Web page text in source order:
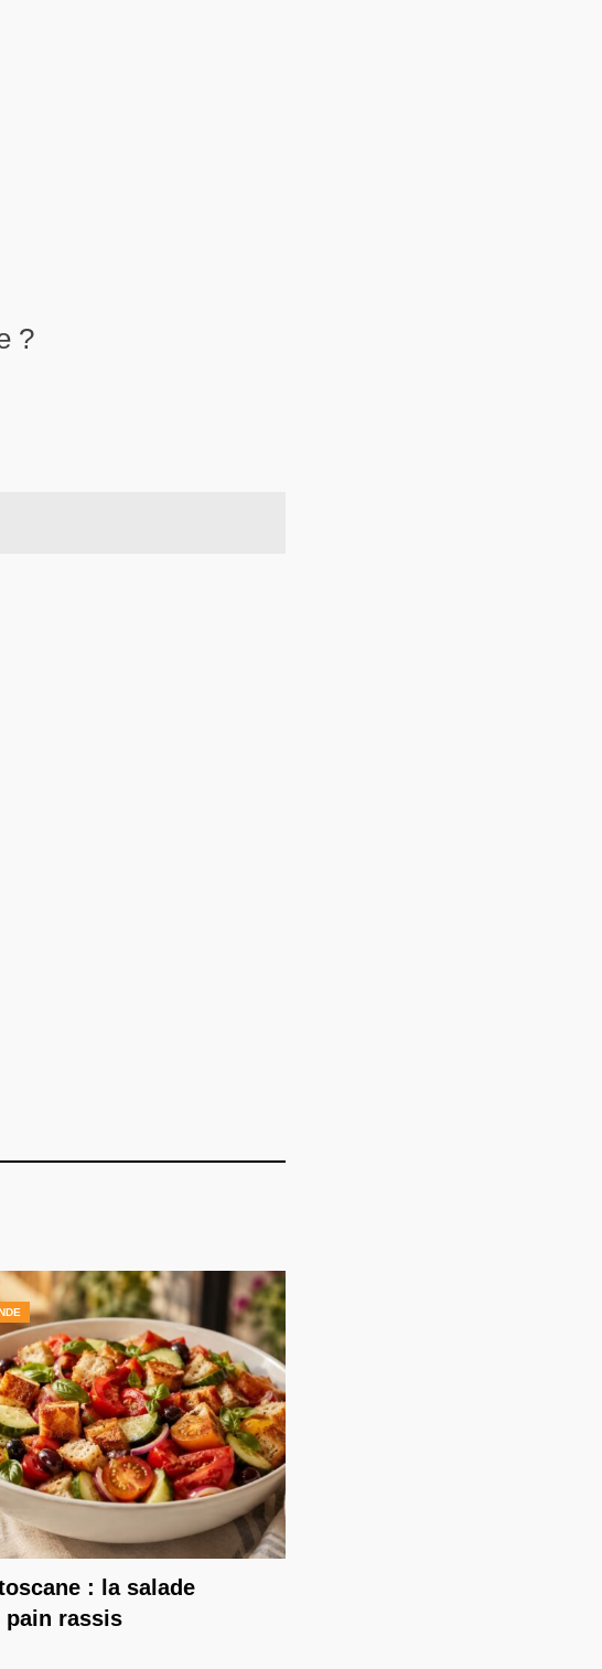
?
: la salade
pain rassis